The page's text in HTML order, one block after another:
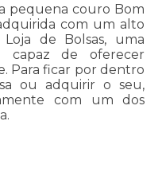
pequena couro Bom
com um alto
de Bolsas, uma
capaz de oferecer
Para ficar por dentro
ou adquirir o seu,
com um dos